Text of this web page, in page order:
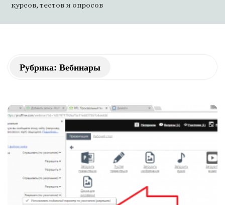
курсов, тестов и опросов
Рубрика: Вебинары